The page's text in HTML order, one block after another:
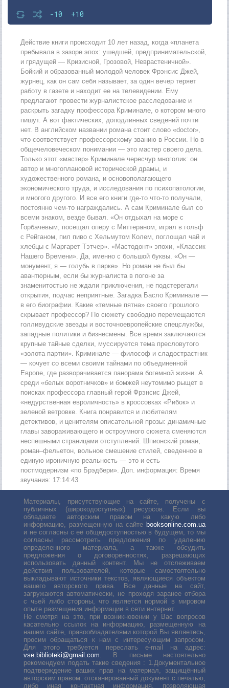
-10 +10
Действие книги происходит 10 лет назад, когда «планета
пребывала в зазоре эпох: ушедшей, предпринимательской,
и грядущей — Кризисной, Грозовой, Неврастеничной».
Бойкий и образованный молодой человек Фрэнсис Джей,
журнец, как он сам себя называет, за один вечер теряет
работу в газете и находит ее на телевидении. Ему
предлагают провести журналистское расследование и
раскрыть загадку профессора Криминале, о котором много
пишут. А вот фактических, доподлинных сведений почти
нет. В английском названии романа стоит слово «doctor»,
что соответствует профессорскому званию в России. Но в
общечеловеческом понимании — это мастер своего дела.
Только этот «мастер» Криминале чересчур многолик: он
автор и многоплановой исторической драмы, и
художественного романа, и основополагающего
экономического труда, и исследования по психопатологии,
и многого другого. И все его книги где-то что-то получали,
постоянно чем-то награждались. А сам Криминале был со
всеми знаком, везде бывал. «Он отдыхал на море с
Горбачевым, посещал оперу с Миттераном, играл в гольф
с Рейганом, пил пиво с Хельмутом Колем, поглощал чай и
хлебцы с Маргарет Тэтчер». «Мастодонт» эпохи, «Классик
Нашего Времени». Да, именно с большой буквы. «Он —
монумент, я — голубь в парке». Но роман не был бы
авантюрным, если бы журналиста в погоне за
знаменитостью не ждали приключения, не подстерегали
открытия, подчас неприятные. Загадка Басло Криминале —
в его биографии. Какие «темные пятна» своего прошлого
скрывает профессор? По сюжету свободно перемещаются
голливудские звезды и восточноевропейские спецслужбы,
западные политики и бизнесмены. Все время заключаются
крупные тайные сделки, муссируется тема пресловутого
«золота партии». Криминале — философ и сладострастник
— кочует со всеми своими тайнами по объединенной
Европе, где разворачивается панорама богемной жизни. А
среди «белых воротничков» и бомжей неутомимо рыщет в
поисках профессора главный герой Фрэнсис Джей,
«недурственная евроличность» в кроссовках «Рибок» и
зеленой ветровке. Книга понравится и любителям
детективов, и ценителям описательной прозы: динамичные
главы завораживающего и остроумного сюжета сменяются
неспешными страницами отступлений. Шпионский роман,
роман–фельетон, вольное смешение стилей, сведенное в
единую ироничную реальность — это и есть
постмодернизм «по Брэдбери». Доп. информация: Время
звучания: 17:14:43
Материалы, присутствующие на сайте, получены с
публичных (широкодоступных) ресурсов. Если вы
обладаете авторским правом на какую либо
информацию, размещенную на сайте booksonline.com.ua
и не согласны с её общедоступностью в будущем, то мы
согласны рассмотреть предложения по удалению
определенного материала, а также обсудить
предложения о договоренностях, разрешающих
использовать данный контент. Мы не отслеживаем
действия пользователей, которые самостоятельно
выкладывают источники текстов, являющиеся объектом
вашего авторского права. Все данные на сайт,
загружаются автоматически, не проходя заранее отбора
с чьей либо стороны, что является нормой в мировом
опыте размещения информации в сети интернет.
Не смотря на это, при возникновении у Вас вопросов
касательно ссылок на информацию, размещенную на
нашем сайте, правообладателями которой Вы являетесь,
просим обращаться к нам с интересующим запросом.
Для этого требуется переслать е-mail на адрес:
vse.biblioteki@gmail.com. В письме настоятельно
рекомендуем подать такие сведения : 1.Документальное
подтверждение ваших прав на материал, защищённый
авторским правом: отсканированный документ с печатью,
либо иная контактная информация, позволяющая